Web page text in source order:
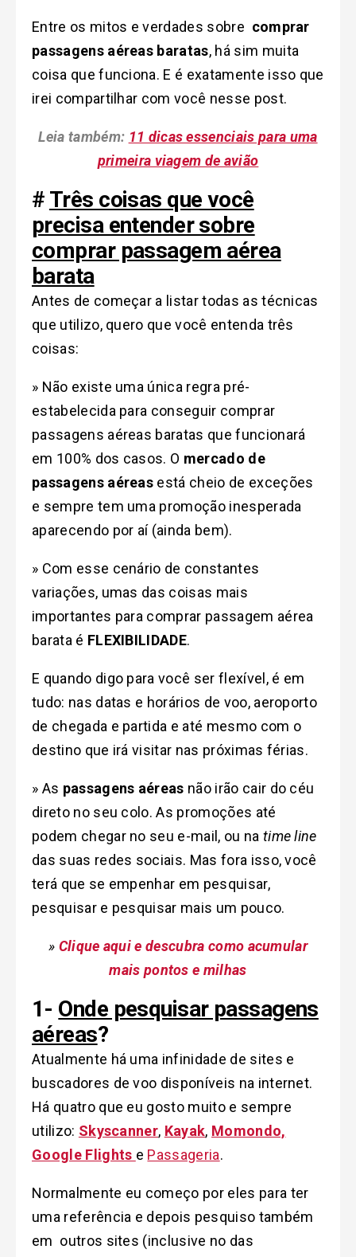
Entre os mitos e verdades sobre comprar
passagens aéreas baratas, há sim muita
coisa que funciona. E é exatamente isso que
irei compartilhar com você nesse post.
Leia também: 11 dicas essenciais para uma
primeira viagem de avião
# Três coisas que você
precisa entender sobre
comprar passagem aérea
barata
Antes de começar a listar todas as técnicas
que utilizo, quero que você entenda três
coisas:
» Não existe uma única regra pré-
estabelecida para conseguir comprar
passagens aéreas baratas que funcionará
em 100% dos casos. O mercado de
passagens aéreas está cheio de exceções
e sempre tem uma promoção inesperada
aparecendo por aí (ainda bem).
» Com esse cenário de constantes
variações, umas das coisas mais
importantes para comprar passagem aérea
barata é FLEXIBILIDADE.
E quando digo para você ser flexível, é em
tudo: nas datas e horários de voo, aeroporto
de chegada e partida e até mesmo com o
destino que irá visitar nas próximas férias.
» As passagens aéreas não irão cair do céu
direto no seu colo. As promoções até
podem chegar no seu e-mail, ou na time line
das suas redes sociais. Mas fora isso, você
terá que se empenhar em pesquisar,
pesquisar e pesquisar mais um pouco.
» Clique aqui e descubra como acumular
mais pontos e milhas
1- Onde pesquisar passagens
aéreas?
Atualmente há uma infinidade de sites e
buscadores de voo disponíveis na internet.
Há quatro que eu gosto muito e sempre
utilizo: Skyscanner, Kayak, Momondo,
Google Flights e Passageria.
Normalmente eu começo por eles para ter
uma referência e depois pesquiso também
em outros sites (inclusive no das